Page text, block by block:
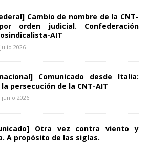
Cambio de nombre de la CNT-
orden judicial. Confederación
AIT
2026
Comunicado desde Italia:
la persecución de la CNT-AIT
junio 2026
Otra vez contra viento y
A propósito de las siglas.